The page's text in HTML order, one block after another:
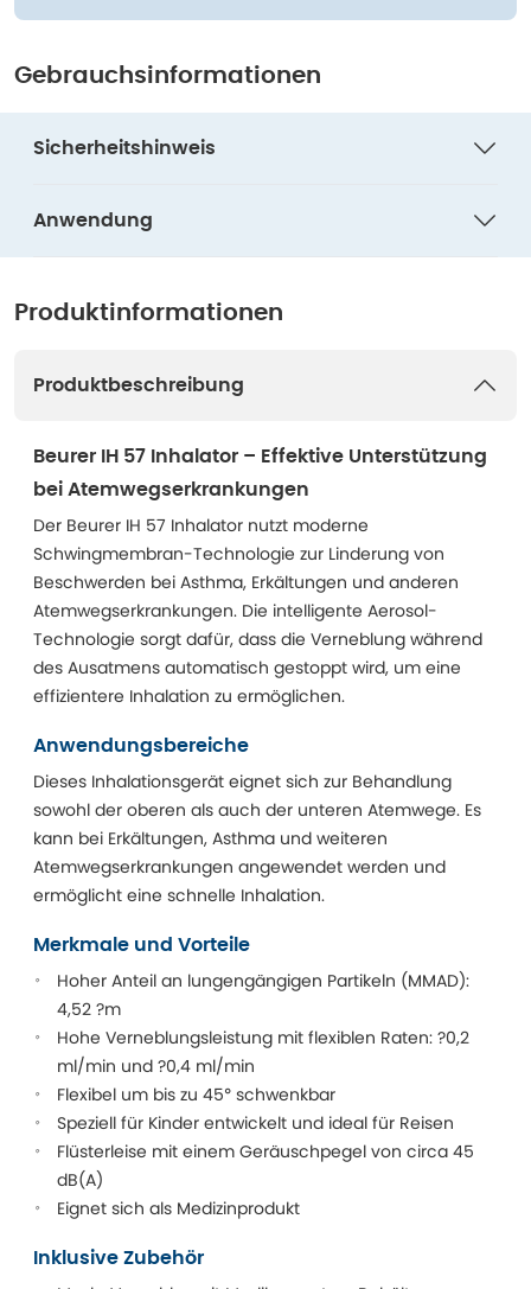
Gebrauchsinformationen
Sicherheitshinweis
Anwendung
Produktinformationen
Produktbeschreibung
Beurer IH 57 Inhalator – Effektive Unterstützung
bei Atemwegserkrankungen
Der Beurer IH 57 Inhalator nutzt moderne
Schwingmembran-Technologie zur Linderung von
Beschwerden bei Asthma, Erkältungen und anderen
Atemwegserkrankungen. Die intelligente Aerosol-
Technologie sorgt dafür, dass die Verneblung während
des Ausatmens automatisch gestoppt wird, um eine
effizientere Inhalation zu ermöglichen.
Anwendungsbereiche
Dieses Inhalationsgerät eignet sich zur Behandlung
sowohl der oberen als auch der unteren Atemwege. Es
kann bei Erkältungen, Asthma und weiteren
Atemwegserkrankungen angewendet werden und
ermöglicht eine schnelle Inhalation.
Merkmale und Vorteile
Hoher Anteil an lungengängigen Partikeln (MMAD):
4,52 ?m
Hohe Verneblungsleistung mit flexiblen Raten: ?0,2
ml/min und ?0,4 ml/min
Flexibel um bis zu 45° schwenkbar
Speziell für Kinder entwickelt und ideal für Reisen
Flüsterleise mit einem Geräuschpegel von circa 45
dB(A)
Eignet sich als Medizinprodukt
Inklusive Zubehör